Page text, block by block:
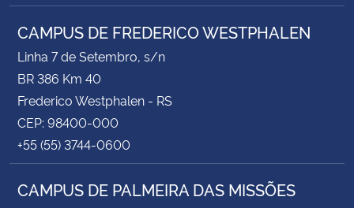
CAMPUS DE FREDERICO WESTPHALEN
Linha 7 de Setembro, s/n
BR 386 Km 40
Frederico Westphalen - RS
CEP: 98400-000
+55 (55) 3744-0600
CAMPUS DE PALMEIRA DAS MISSÕES